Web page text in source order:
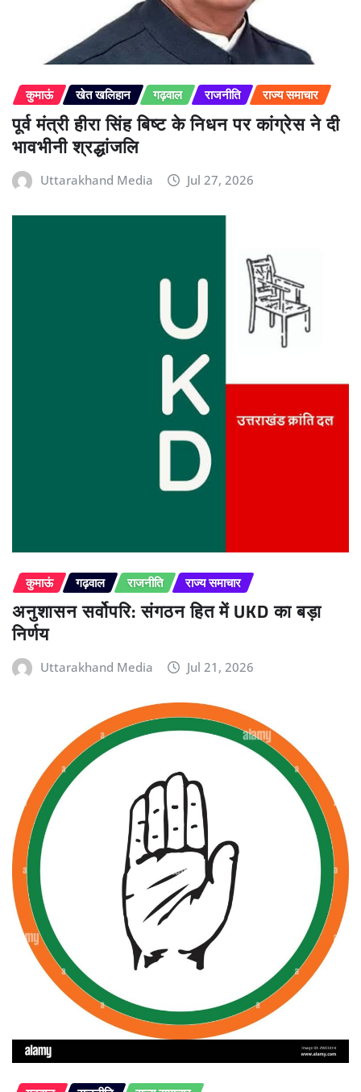
कुमाऊं खेत खलिहान गढ़वाल राजनीति राज्य समाचार
पूर्व मंत्री हीरा सिंह बिष्ट के निधन पर कांग्रेस ने दी
भावभीनी श्रद्धांजलि
Uttarakhand Media Jul 27, 2026
कुमाऊं गढ़वाल राजनीति राज्य समाचार
अनुशासन सर्वोपरि: संगठन हित में UKD का बड़ा
निर्णय
Uttarakhand Media Jul 21, 2026